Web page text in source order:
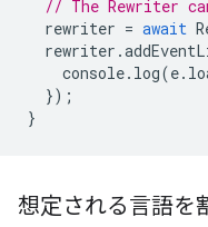
// The Rewriter
rewriter = await
rewriter .
console. log(e.
});
}
想定される言語を